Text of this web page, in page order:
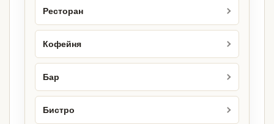
Ресторан
Кофейня
Бар
Бистро